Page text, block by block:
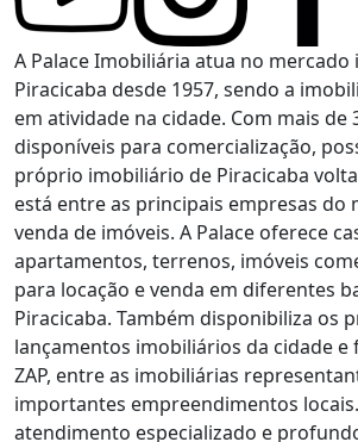
A Palace Imobiliária atua no
Piracicaba desde 1957, sendo a
em atividade na cidade. Com mais de
disponíveis para comercialização,
próprio imobiliário de Piracicaba
está entre as principais empresas do
venda de imóveis. A Palace oferece
apartamentos, terrenos, imóveis
para locação e venda em diferentes
Piracicaba. Também disponibiliza os
lançamentos imobiliários da cidade e
ZAP, entre as imobiliárias
importantes empreendimentos
atendimento especializado e